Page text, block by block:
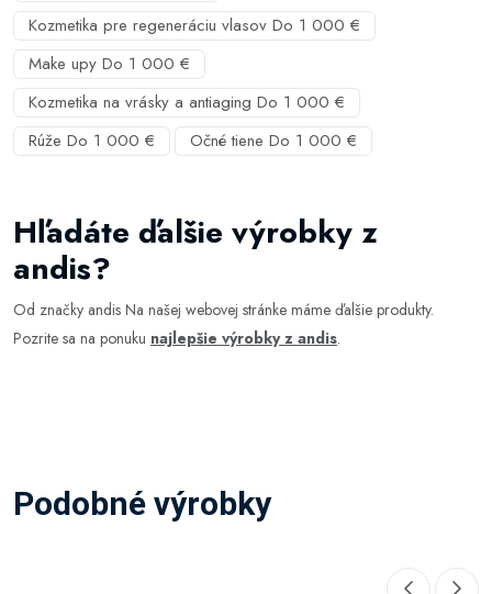
Kozmetika pre regeneráciu vlasov Do 1 000 €
Make upy Do 1 000 €
Kozmetika na vrásky a antiaging Do 1 000 €
Rúže Do 1 000 €
Očné tiene Do 1 000 €
Hľadáte ďalšie výrobky z
andis?
Od značky andis Na našej webovej stránke máme ďalšie produkty.
Pozrite sa na ponuku najlepšie výrobky z andis.
Podobné výrobky